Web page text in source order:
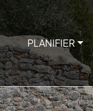
PLANIFIER